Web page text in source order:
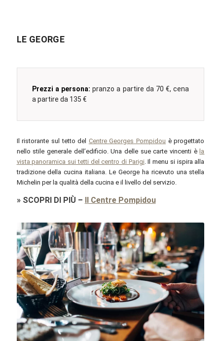
LE GEORGE
Prezzi a persona: pranzo a partire da 70 €, cena
a partire da 135 €
Il ristorante sul tetto del Centre Georges Pompidou è progettato
nello stile generale dell’edificio. Una delle sue carte vincenti è la
vista panoramica sui tetti del centro di Parigi . Il menu si ispira alla
tradizione della cucina italiana. Le George ha ricevuto una stella
Michelin per la qualità della cucina e il livello del servizio.
» SCOPRI DI PIÙ – Il Centre Pompidou